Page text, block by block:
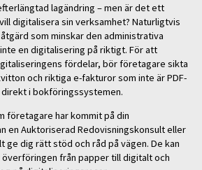
lagändring – men är det ett
digitalisera sin verksamhet? Naturligtvis
som minskar den administrativa
en digitalisering på riktigt. För att
fördelar, bör företagare sikta
och riktiga e-fakturor som inte är PDF-
i bokföringssystemen.
företagare har kommit på din
en Auktoriserad Redovisningskonsult eller
ge dig rätt stöd och råd på vägen. De kan
från papper till digitalt och